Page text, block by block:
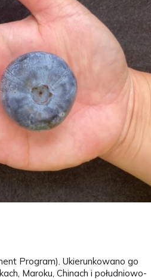
Program). Ukierunkowano go
Maroku, Chinach i południowo-